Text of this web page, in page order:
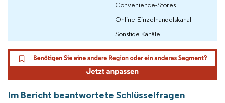
Convenience-Stores
Online-Einzelhandelskanal
Sonstige Kanäle
Im Bericht beantwortete Schlüsselfragen